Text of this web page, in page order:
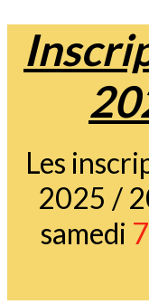
Les
2025 /
samedi